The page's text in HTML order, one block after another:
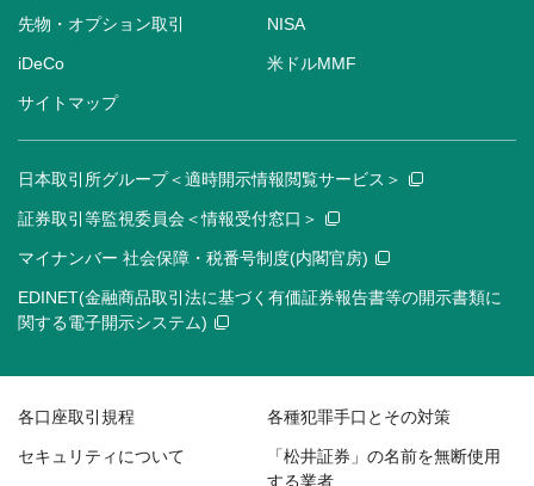
先物・オプション取引 NISA
iDeCo 米ドルMMF
サイトマップ
日本取引所グループ＜適時開示情報閲覧サービス＞
証券取引等監視委員会＜情報受付窓口＞
マイナンバー 社会保障・税番号制度(内閣官房)
EDINET(金融商品取引法に基づく有価証券報告書等の開示書類に
関する電子開示システム)
各口座取引規程 各種犯罪手口とその対策
セキュリティについて
「松井証券」の名前を無断使用
する業者